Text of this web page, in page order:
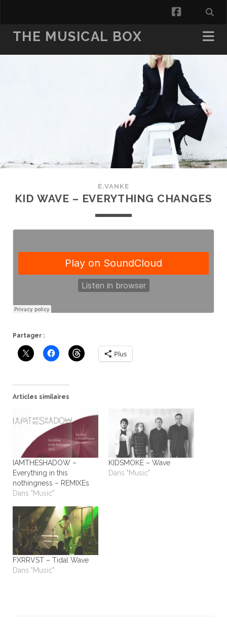
facebook
THE MUSICAL BOX
E.VANKE
KID WAVE – EVERYTHING CHANGES
Partager :
Plus
Articles similaires
IAMTHESHADOW –
Everything in this
nothingness – REMIXEs
Dans "Music"
KIDSMOKE – Wave
Dans "Music"
FXRRVST – Tidal Wave
Dans "Music"